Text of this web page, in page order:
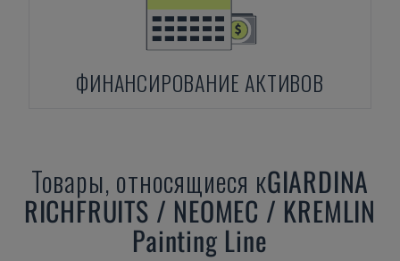
ФИНАНСИРОВАНИЕ АКТИВОВ
Товары, относящиеся кGIARDINA
RICHFRUITS / NEOMEC / KREMLIN
Painting Line